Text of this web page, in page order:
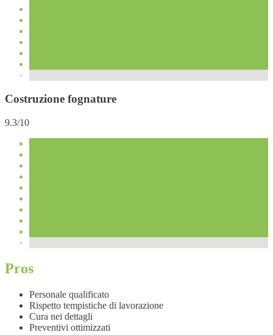
Costruzione fognature
9.3/10
Pros
Personale qualificato
Rispetto tempistiche di lavorazione
Cura nei dettagli
Preventivi ottimizzati